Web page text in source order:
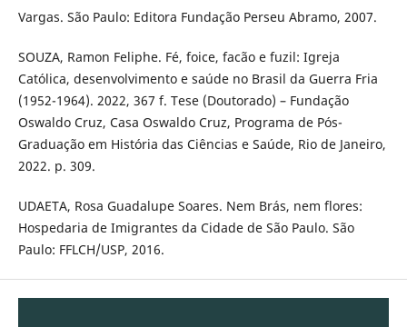
Vargas. São Paulo: Editora Fundação Perseu Abramo, 2007.
SOUZA, Ramon Feliphe. Fé, foice, facão e fuzil: Igreja
Católica, desenvolvimento e saúde no Brasil da Guerra Fria
(1952-1964). 2022, 367 f. Tese (Doutorado) – Fundação
Oswaldo Cruz, Casa Oswaldo Cruz, Programa de Pós-
Graduação em História das Ciências e Saúde, Rio de Janeiro,
2022. p. 309.
UDAETA, Rosa Guadalupe Soares. Nem Brás, nem flores:
Hospedaria de Imigrantes da Cidade de São Paulo. São
Paulo: FFLCH/USP, 2016.